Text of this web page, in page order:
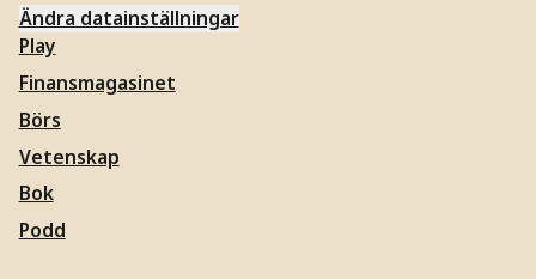
Ändra datainställningar
Play
Finansmagasinet
Börs
Vetenskap
Bok
Podd